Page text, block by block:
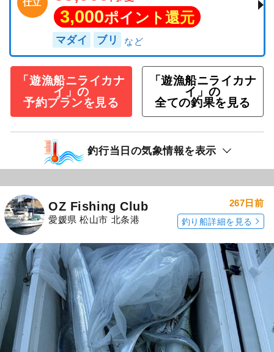
仕立
3,000ポイント還元
マダイ ブリ
「遊漁船ニライカナ
イ」の
予約プランを見る
「遊漁船ニライカナ
イ」の
全ての釣果を見る
釣行当日の気象情報を表示
OZ Fishing Club
愛媛県 松山市 北条港
267日前
釣り船詳細を見る